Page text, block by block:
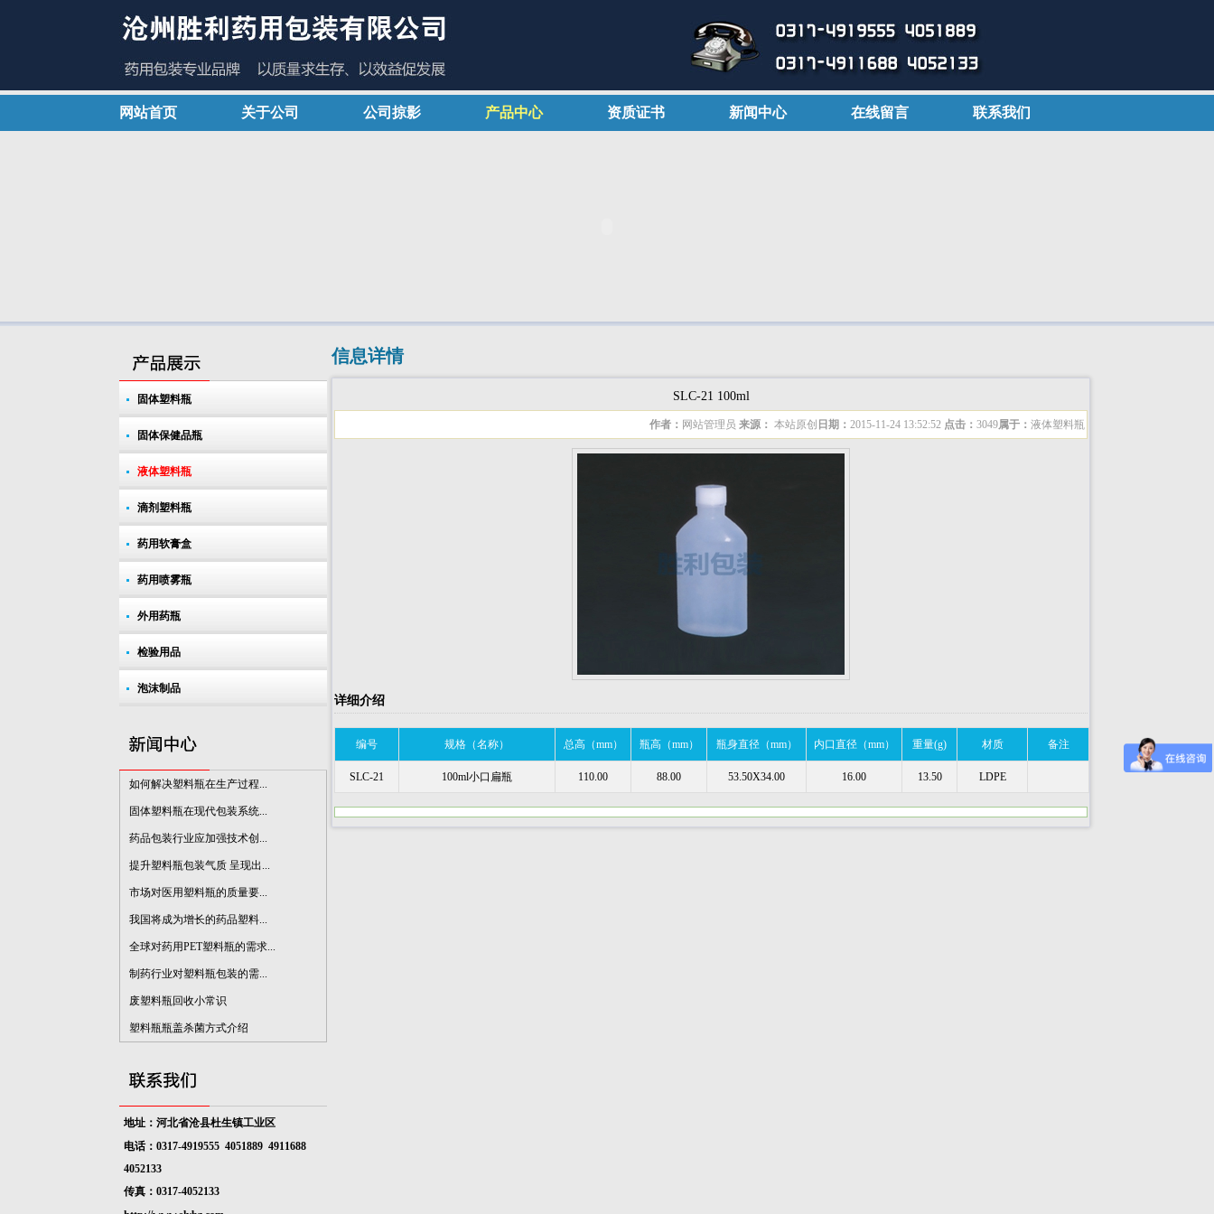
网站首页 关于公司 公司掠影 产品中心 资质证书 新闻中心 在线留言 联系我们
固体塑料瓶
固体保健品瓶
液体塑料瓶
滴剂塑料瓶
药用软膏盒
药用喷雾瓶
外用药瓶
检验用品
泡沫制品
如何解决塑料瓶在生产过程...
固体塑料瓶在现代包装系统...
市场对医用塑料瓶的质量要...
我国将成为增长的药品塑料...
如何解决塑料瓶在生产过程...
固体塑料瓶在现代包装系统...
药品包装行业应加强技术创...
提升塑料瓶包装气质 呈现出...
市场对医用塑料瓶的质量要...
我国将成为增长的药品塑料...
全球对药用PET塑料瓶的需求...
制药行业对塑料瓶包装的需...
废塑料瓶回收小常识
塑料瓶瓶盖杀菌方式介绍
地址：河北省沧县杜生镇工业区
电话：0317-4919555 4051889 4911688
4052133
传真：0317-4052133
信息详情
SLC-21 100ml
作者： 网站管理员 来源： 本站原创 日期： 2015-11-24 13:52:52 点击： 3049属于： 液体塑料瓶
详细介绍
编号 规格（名称） 总高（mm） 瓶高（mm） 瓶身直径（mm） 内口直径（mm） 重量(g) 材质 备注
SLC-21 100ml小口扁瓶 110.00 88.00 53.50X34.00 16.00 13.50 LDPE